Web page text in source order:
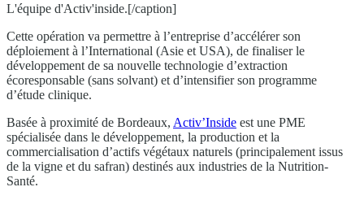
L'équipe d'Activ'inside.[/caption]
Cette opération va permettre à l’entreprise d’accélérer son
déploiement à l’International (Asie et USA), de finaliser le
développement de sa nouvelle technologie d’extraction
écoresponsable (sans solvant) et d’intensifier son programme
d’étude clinique.
Basée à proximité de Bordeaux, Activ’Inside est une PME
spécialisée dans le développement, la production et la
commercialisation d’actifs végétaux naturels (principalement issus
de la vigne et du safran) destinés aux industries de la Nutrition-
Santé.